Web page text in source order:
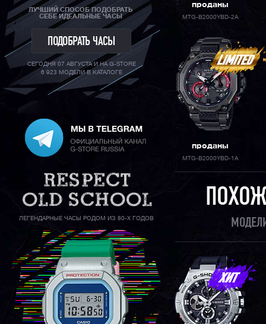
ЛУЧШИЙ СПОСОБ ПОДОБРАТЬ
СЕБЕ ИДЕАЛЬНЫЕ ЧАСЫ
ПОДОБРАТЬ ЧАСЫ
СЕГОДНЯ 07 АВГУСТА И НА G-STORE
6 923 МОДЕЛИ В КАТАЛОГЕ
ЛЕГЕНДАРНЫЕ ЧАСЫ РОДОМ ИЗ 80-Х ГОДОВ
проданы
MTG-B2000YBD-2A
проданы
MTG-B2000YBD-1A